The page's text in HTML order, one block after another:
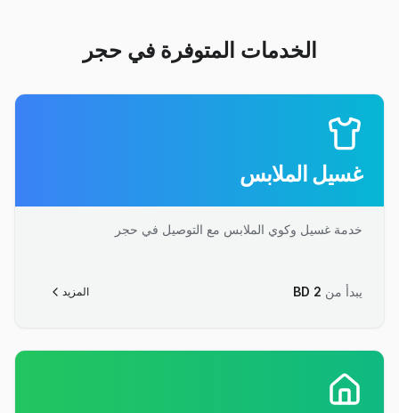
الخدمات المتوفرة في حجر
غسيل الملابس
خدمة غسيل وكوي الملابس مع التوصيل في حجر
يبدأ من BD 2 المزيد